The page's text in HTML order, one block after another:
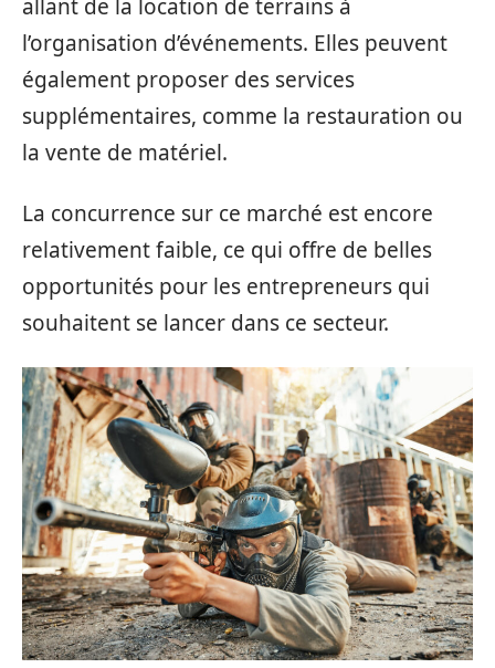
allant de la location de terrains à
l’organisation d’événements. Elles peuvent
également proposer des services
supplémentaires, comme la restauration ou
la vente de matériel.
La concurrence sur ce marché est encore
relativement faible, ce qui offre de belles
opportunités pour les entrepreneurs qui
souhaitent se lancer dans ce secteur.